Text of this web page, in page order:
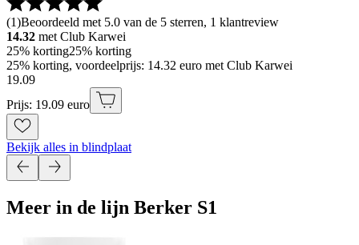
(1)Beoordeeld met 5.0 van de 5 sterren, 1 klantreview
14.32 met Club Karwei
25% korting25% korting
25% korting, voordeelprijs: 14.32 euro met Club Karwei
19.09
Prijs: 19.09 euro
Bekijk alles in blindplaat
Meer in de lijn Berker S1